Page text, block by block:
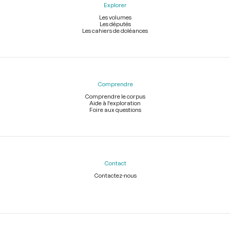
Explorer
Les volumes
Les députés
Les cahiers de doléances
Comprendre
Comprendre le corpus
Aide à l'exploration
Foire aux questions
Contact
Contactez-nous
Légal